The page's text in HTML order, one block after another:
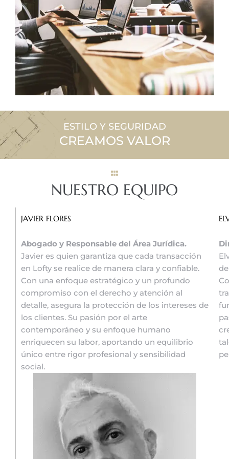
ESTILO Y SEGURIDAD
CREAMOS VALOR
NUESTRO EQUIPO
JAVIER FLORES
Abogado y Responsable del Área Jurídica.
Javier es quien garantiza que cada transacción
en Lofty se realice de manera clara y confiable.
Con una enfoque estratégico y un profundo
compromiso con el derecho y atención al
detalle, asegura la protección de los intereses de
los clientes. Su pasión por el arte
contemporáneo y su enfoque humano
enriquecen su labor, aportando un equilibrio
único entre rigor profesional y sensibilidad
social.